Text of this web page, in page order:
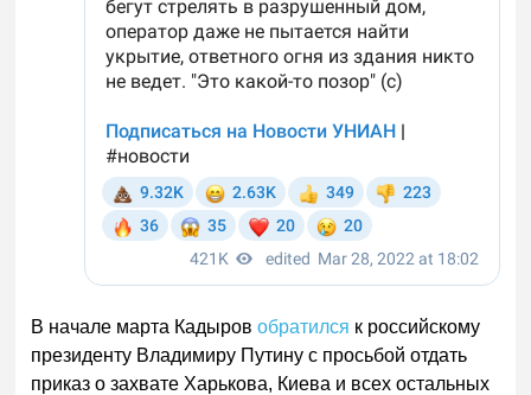
В начале марта Кадыровобратился к российскому
президенту Владимиру Путину с просьбой отдать
приказ о захвате Харькова, Киева и всех остальных